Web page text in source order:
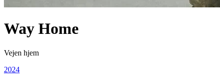
Way Home
Vejen hjem
2024